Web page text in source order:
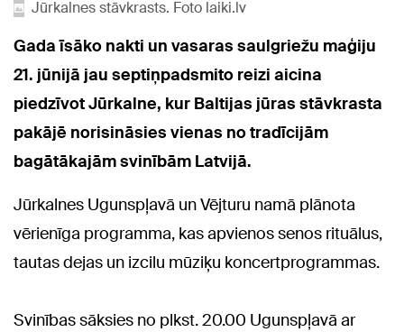
Jūrkalnes stāvkrasts. Foto laiki.lv
Gada īsāko nakti un vasaras saulgriežu maģiju
21. jūnijā jau septiņpadsmito reizi aicina
piedzīvot Jūrkalne, kur Baltijas jūras stāvkrasta
pakājē norisināsies vienas no tradīcijām
bagātākajām svinībām Latvijā.
Jūrkalnes Ugunspļavā un Vējturu namā plānota
vērienīga programma, kas apvienos senos rituālus,
tautas dejas un izcilu mūziķu koncertprogrammas.
Svinības sāksies no plkst. 20.00 Ugunspļavā ar